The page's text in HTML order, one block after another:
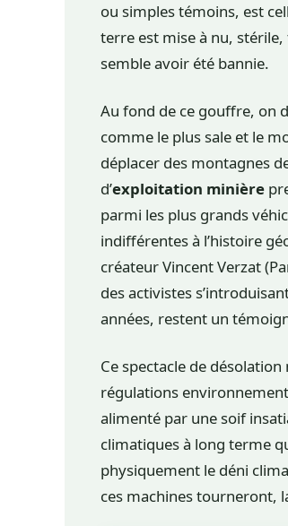
ou simples témoins, est
terre est mise à nu,
semble avoir été bannie.
Au fond de ce gouffre, on
comme le plus sale et le
déplacer des montagnes
d’exploitation minière
parmi les plus grands
indifférentes à l’histoire
créateur Vincent Verzat
des activistes
années, restent un
Ce spectacle de
régulations
alimenté par une soif
climatiques à long terme
physiquement le déni
ces machines tourneront,